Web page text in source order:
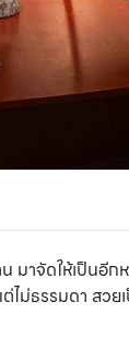
มาจัดให้เป็น
ม่ธรรมดา สว